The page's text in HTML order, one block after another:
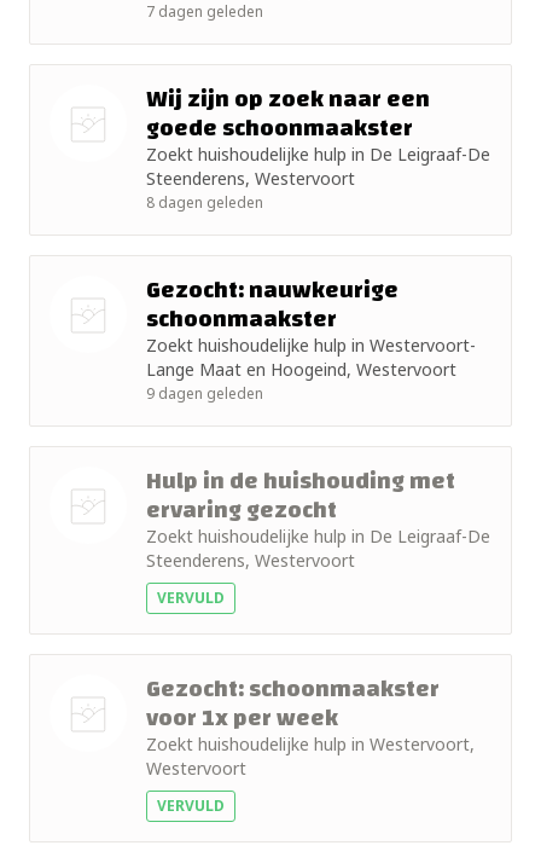
7 dagen geleden
Wij zijn op zoek naar een
goede schoonmaakster
Zoekt huishoudelijke hulp in De Leigraaf-De
Steenderens, Westervoort
8 dagen geleden
Gezocht: nauwkeurige
schoonmaakster
Zoekt huishoudelijke hulp in Westervoort-
Lange Maat en Hoogeind, Westervoort
9 dagen geleden
Hulp in de huishouding met
ervaring gezocht
Zoekt huishoudelijke hulp in De Leigraaf-De
Steenderens, Westervoort
VERVULD
Gezocht: schoonmaakster
voor 1x per week
Zoekt huishoudelijke hulp in Westervoort,
Westervoort
VERVULD